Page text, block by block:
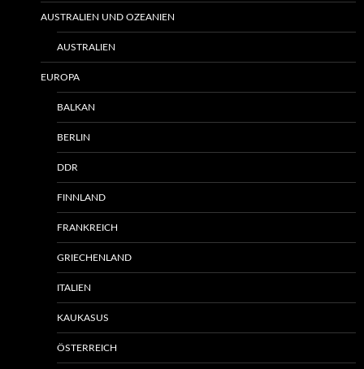
AUSTRALIEN UND OZEANIEN
AUSTRALIEN
EUROPA
BALKAN
BERLIN
DDR
FINNLAND
FRANKREICH
GRIECHENLAND
ITALIEN
KAUKASUS
ÖSTERREICH